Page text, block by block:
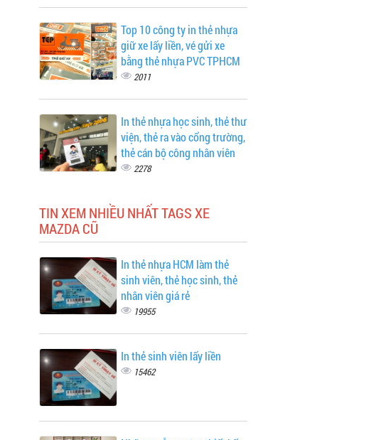
Top 10 công ty in thẻ nhựa
giữ xe lấy liền, vé gửi xe
bằng thẻ nhựa PVC TPHCM
2011
In thẻ nhựa học sinh, thẻ thư
viện, thẻ ra vào cổng trường,
thẻ cán bộ công nhân viên
2278
TIN XEM NHIỀU NHẤT TAGS XE
MAZDA CŨ
In thẻ nhựa HCM làm thẻ
sinh viên, thẻ học sinh, thẻ
nhân viên giá rẻ
19955
In thẻ sinh viên lấy liền
15462